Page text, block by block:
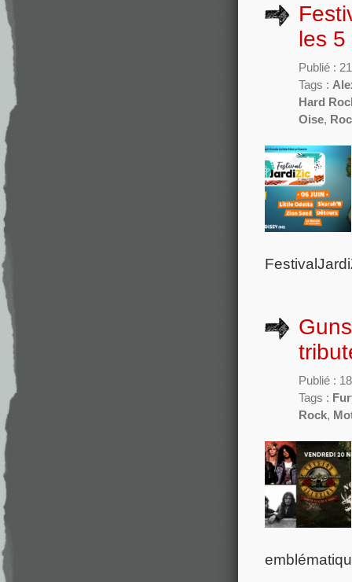
les 5
Publié :
Tags :
Hard
Oise,
Publié :
Tags :
Rock,